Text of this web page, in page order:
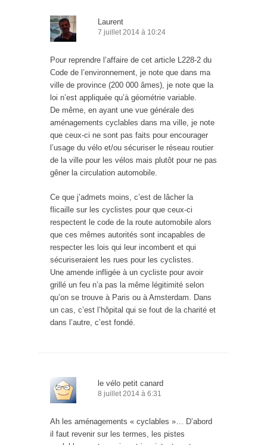
Laurent
7 juillet 2014 à 10:24
Pour reprendre l’affaire de cet article L228-2 du
Code de l’environnement, je note que dans ma
ville de province (200 000 âmes), je note que la
loi n’est appliquée qu’à géométrie variable.
De même, en ayant une vue générale des
aménagements cyclables dans ma ville, je note
que ceux-ci ne sont pas faits pour encourager
l’usage du vélo et/ou sécuriser le réseau routier
de la ville pour les vélos mais plutôt pour ne pas
gêner la circulation automobile.
Ce que j’admets moins, c’est de lâcher la
flicaille sur les cyclistes pour que ceux-ci
respectent le code de la route automobile alors
que ces mêmes autorités sont incapables de
respecter les lois qui leur incombent et qui
sécuriseraient les rues pour les cyclistes.
Une amende infligée à un cycliste pour avoir
grillé un feu n’a pas la même légitimité selon
qu’on se trouve à Paris ou à Amsterdam. Dans
un cas, c’est l’hôpital qui se fout de la charité et
dans l’autre, c’est fondé.
le vélo petit canard
8 juillet 2014 à 6:31
Ah les aménagements « cyclables »… D’abord
il faut revenir sur les termes, les pistes